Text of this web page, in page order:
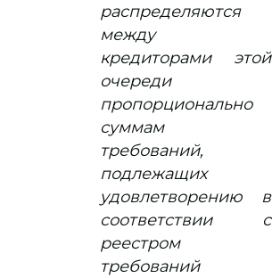
распределяются
между
кредиторами этой
очереди
пропорционально
суммам
требований,
подлежащих
удовлетворению в
соответствии с
реестром
требований